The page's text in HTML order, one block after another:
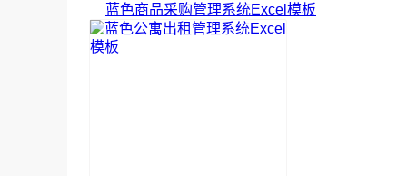
蓝色商品采购管理系统Excel模板